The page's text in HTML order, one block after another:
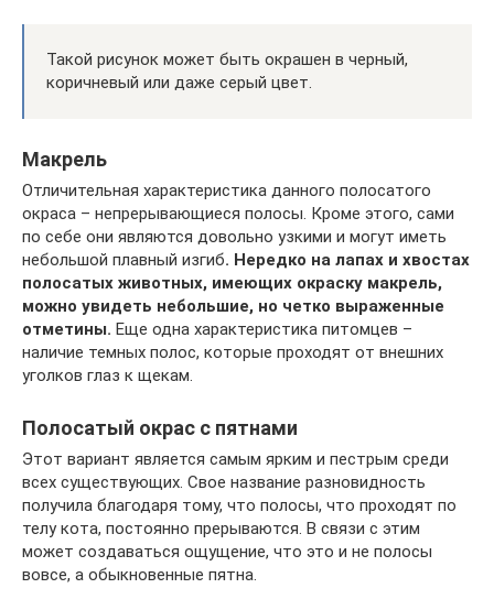
Такой рисунок может быть окрашен в черный,
коричневый или даже серый цвет.
Макрель
Отличительная характеристика данного полосатого
окраса – непрерывающиеся полосы. Кроме этого, сами
по себе они являются довольно узкими и могут иметь
небольшой плавный изгиб. Нередко на лапах и хвостах
полосатых животных, имеющих окраску макрель,
можно увидеть небольшие, но четко выраженные
отметины. Еще одна характеристика питомцев –
наличие темных полос, которые проходят от внешних
уголков глаз к щекам.
Полосатый окрас с пятнами
Этот вариант является самым ярким и пестрым среди
всех существующих. Свое название разновидность
получила благодаря тому, что полосы, что проходят по
телу кота, постоянно прерываются. В связи с этим
может создаваться ощущение, что это и не полосы
вовсе, а обыкновенные пятна.